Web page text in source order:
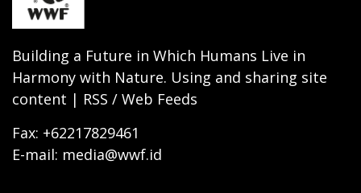
Building a Future in Which Humans Live in
Harmony with Nature. Using and sharing site
content | RSS / Web Feeds
Fax: +62217829461
E-mail: media@wwf.id